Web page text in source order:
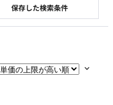
保存した検索条件